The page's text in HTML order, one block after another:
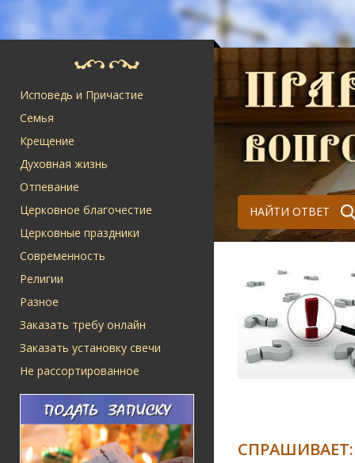
Исповедь и Причастие
Семья
Крещение
Духовная жизнь
Отпевание
Церковное благочестие
Церковные праздники
Современность
Религии
Разное
Заказать требу онлайн
Заказать установку свечи
Не рассортированное
НАЙТИ ОТВЕТ
СПРАШИВАЕТ: